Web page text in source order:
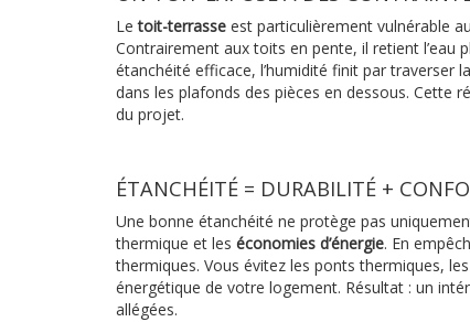
Letoit-terrasse est particulièrement vulnérable
Contrairement aux toits en pente, il retient l’eau
étanchéité efficace, l’humidité finit par traverser
dans les plafonds des pièces en dessous. Cette
du projet.
ÉTANCHÉITÉ = DURABILITÉ +
Une bonne étanchéité ne protège pas
thermique et leséconomies d’énergie. En
thermiques. Vous évitez les ponts thermiques,
énergétique de votre logement. Résultat : un
allégées.